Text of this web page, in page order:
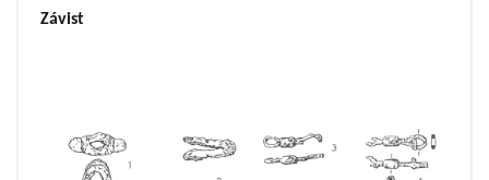
Závist